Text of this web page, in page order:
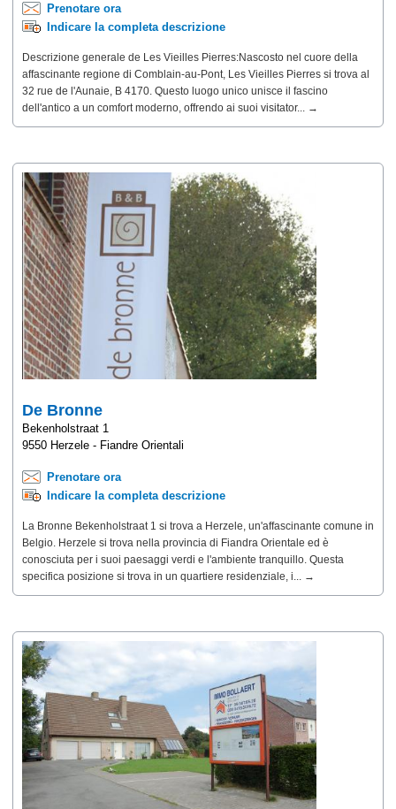
Prenotare ora
Indicare la completa descrizione
Descrizione generale de Les Vieilles Pierres:Nascosto nel cuore della
affascinante regione di Comblain-au-Pont, Les Vieilles Pierres si trova al
32 rue de l'Aunaie, B 4170. Questo luogo unico unisce il fascino
dell'antico a un comfort moderno, offrendo ai suoi visitator... →
De Bronne
Bekenholstraat 1
9550 Herzele - Fiandre Orientali
Prenotare ora
Indicare la completa descrizione
La Bronne Bekenholstraat 1 si trova a Herzele, un'affascinante comune in
Belgio. Herzele si trova nella provincia di Fiandra Orientale ed è
conosciuta per i suoi paesaggi verdi e l'ambiente tranquillo. Questa
specifica posizione si trova in un quartiere residenziale, i... →